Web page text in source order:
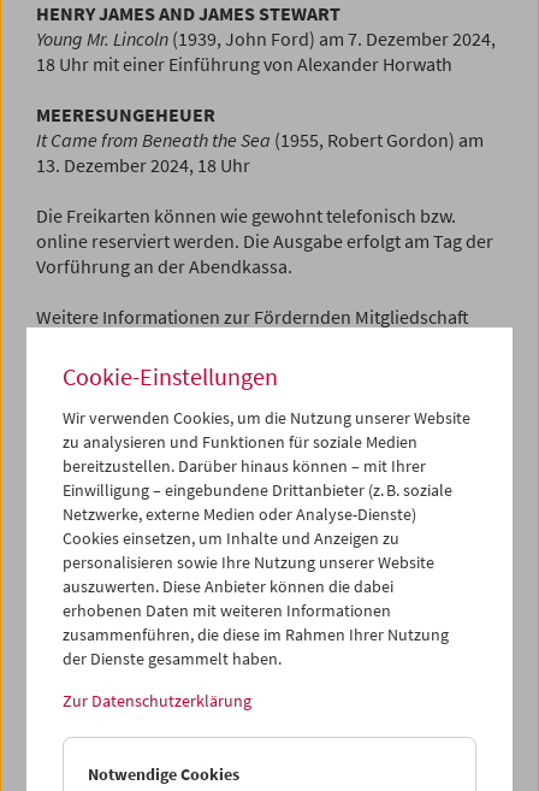
HENRY JAMES AND JAMES STEWART
Young Mr. Lincoln (1939, John Ford) am 7. Dezember 2024,
18 Uhr mit einer Einführung von Alexander Horwath
MEERESUNGEHEUER
It Came from Beneath the Sea (1955, Robert Gordon) am
13. Dezember 2024, 18 Uhr
Die Freikarten können wie gewohnt telefonisch bzw.
online reserviert werden. Die Ausgabe erfolgt am Tag der
Vorführung an der Abendkassa.
Weitere Informationen zur Fördernden Mitgliedschaft
Free Admission for Supporting
Members in December 2024
As a supporting member, you support our institution and
receive numerous benefits, such as exclusive invitations
to events, guided tours in partner museums, or free
admission to selected screenings.
LANA GOGOBERIDZE
Erti tsis kvesh (Under One Sky)(1961, Lana Gogoberidze):
November 29, 2024, 6 p.m. with Salomé Alexi in
Deda-Shvili an ghame ar aris arasodes bolomde bneli
(Mother and Daughter or The Night Is Never
Cookie-Einstellungen
Wir verwenden Cookies, um die Nutzung unserer Website
zu analysieren und Funktionen für soziale Medien
bereitzustellen. Darüber hinaus können – mit Ihrer
Einwilligung – eingebundene Drittanbieter (z. B. soziale
Netzwerke, externe Medien oder Analyse-Dienste)
Cookies einsetzen, um Inhalte und Anzeigen zu
personalisieren sowie Ihre Nutzung unserer Website
auszuwerten. Diese Anbieter können die dabei
erhobenen Daten mit weiteren Informationen
zusammenführen, die diese im Rahmen Ihrer Nutzung
der Dienste gesammelt haben.
Zur Datenschutzerklärung
Notwendige Cookies